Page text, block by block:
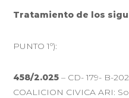
Tratamiento de los
PUNTO 1º):
458/2.025 – CD- 179- B-
COALICION CIVICA ARI: